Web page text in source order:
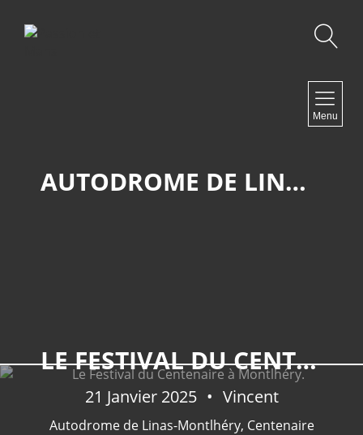
Menu
AUTODROME DE LINAS-MONTLHERY
LE FESTIVAL DU CENTENAIRE À MONTLHÉRY.
21 Janvier 2025 Vincent
Autodrome de Linas-Montlhéry, Centenaire